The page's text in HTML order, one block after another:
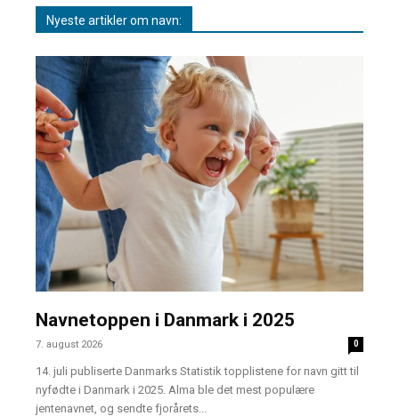
Nyeste artikler om navn:
Navnetoppen i Danmark i 2025
7. august 2026 0
14. juli publiserte Danmarks Statistik topplistene for navn gitt til
nyfødte i Danmark i 2025. Alma ble det mest populære
jentenavnet, og sendte fjorårets...